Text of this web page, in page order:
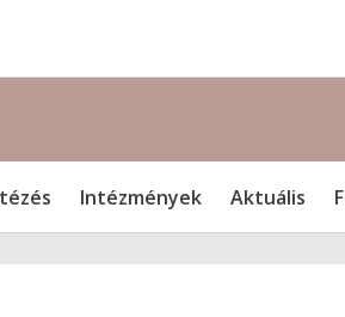
Intézmények Aktuális